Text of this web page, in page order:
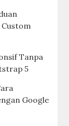
Custom
Tanpa
5
Google